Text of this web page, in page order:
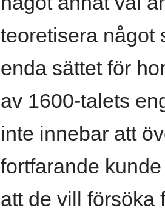
teoretisera något
enda sättet för
av 1600-talets
inte innebar att
fortfarande
att de vill försöka